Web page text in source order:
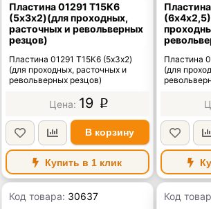
Пластина 01291 Т15К6
(5х3х2)(для проходных,
расточных и револьверных
резцов)
Пластина 01291 Т15К6 (5х3х2)
(для проходных, расточных и
револьверных резцов)
19 p
В корзину
Купить в 1 клик
Пластина
(для
Код товара: 30637 Код